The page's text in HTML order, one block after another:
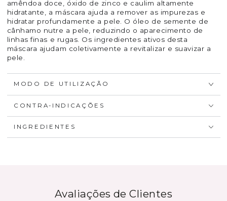
amêndoa doce, óxido de zinco e caulim altamente
hidratante, a máscara ajuda a remover as impurezas e
hidratar profundamente a pele. O óleo de semente de
cânhamo nutre a pele, reduzindo o aparecimento de
linhas finas e rugas. Os ingredientes ativos desta
máscara ajudam coletivamente a revitalizar e suavizar a
pele.
MODO DE UTILIZAÇÃO
CONTRA-INDICAÇÕES
INGREDIENTES
Avaliações de Clientes